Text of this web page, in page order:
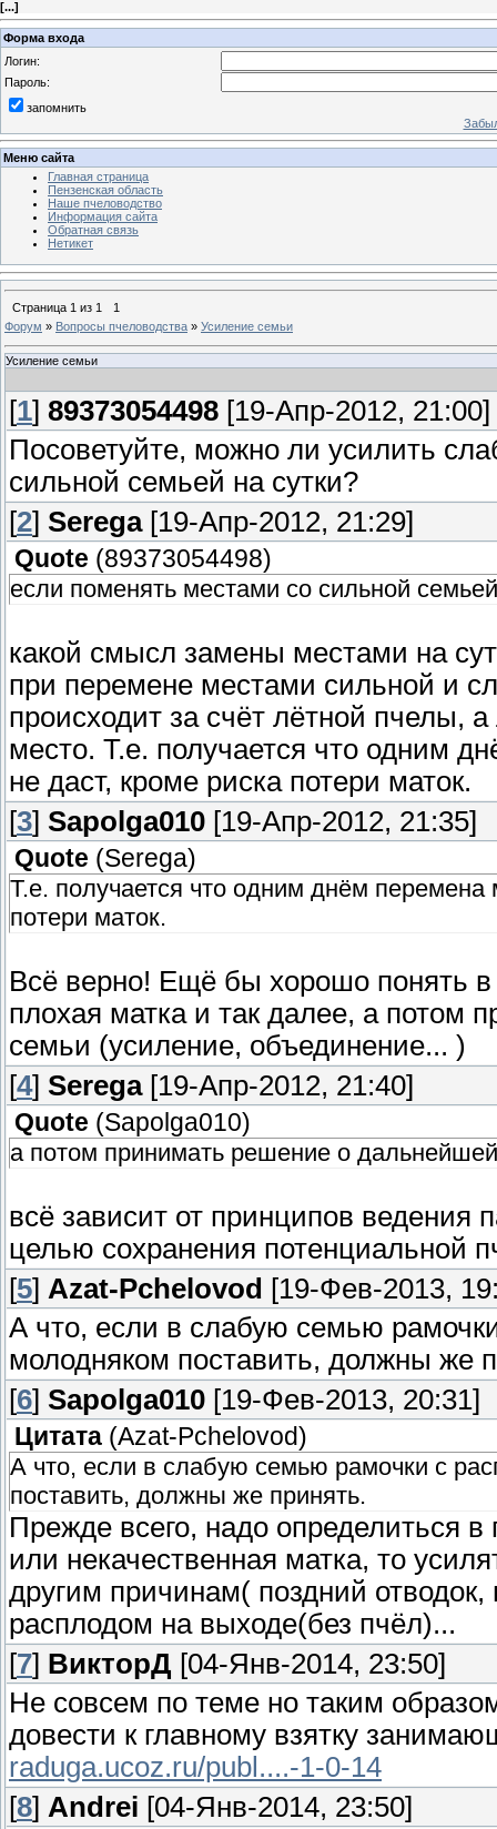
[...]
Форма входа
Логин:
Пароль:
запомнить
Меню сайта
Главная страница
Пензенская область
Наше пчеловодство
Информация сайта
Обратная связь
Нетикет
Страница 1 из 1
1
Форум » Вопросы пчеловодства » Усиление семьи
Усиление семьи
[1] 89373054498 [19-Апр-2012, 21:00]
Посоветуйте, можно ли усилить
сильной семьей на сутки?
[2] Serega[19-Апр-2012, 21:29]
Quote (89373054498)
если поменять местами со сильной
какой смысл замены местами на
при перемене местами сильной и
происходит за счёт лётной пчелы,
место. Т.е. получается что одним
не даст, кроме риска потери маток.
[3] Sapolga010 [19-Апр-2012, 21:35]
Quote (Serega)
Т.е. получается что одним днём перемена
потери маток.
Всё верно! Ещё бы хорошо понять
плохая матка и так далее, а потом
семьи (усиление, объединение... )
[4] Serega[19-Апр-2012, 21:40]
Quote (Sapolga010)
а потом принимать решение о
всё зависит от принципов ведения
целью сохранения потенциальной
[5] Azat-Pchelovod [19-Фев-2013,
А что, если в слабую семью
молодняком поставить, должны же
[6] Sapolga010 [19-Фев-2013, 20:31]
Цитата (Azat-Pchelovod)
А что, если в слабую семью рамочки с
поставить, должны же принять.
Прежде всего, надо определиться
или некачественная матка, то
другим причинам( поздний
расплодом на выходе(без пчёл)...
[7] ВикторД [04-Янв-2014, 23:50]
Не совсем по теме но таким
довести к главному взятку
raduga.ucoz.ru/publ....-1-0-14
[8] Andrei [04-Янв-2014, 23:50]